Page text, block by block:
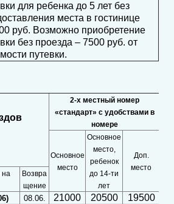
для ребенка до 5 лет без
места в гостинице
руб. Возможно приобретение
без проезда – 7500 руб. от
путевки.
2-х местный номер
«стандарт» с удобствами в
номере
Основное
место
Основное
место,
ребенок
до 14-ти
лет
Доп.
место
на
Возвра
щение
08.06. 21000 20500 19500